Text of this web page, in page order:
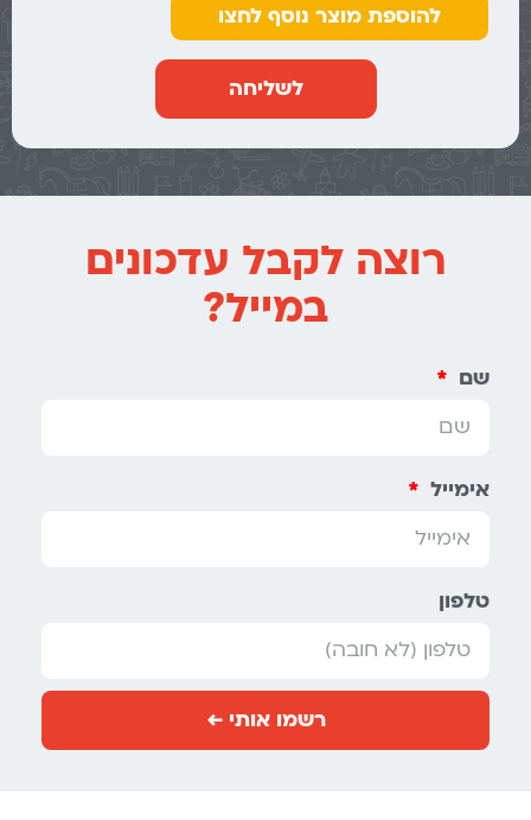
להוספת מוצר נוסף לחצו
לשליחה
רוצה לקבל עדכונים
במייל?
שם
אימייל
טלפון
רשמו אותי ←